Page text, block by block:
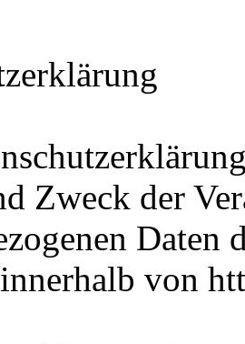
Zweck der
Daten
von